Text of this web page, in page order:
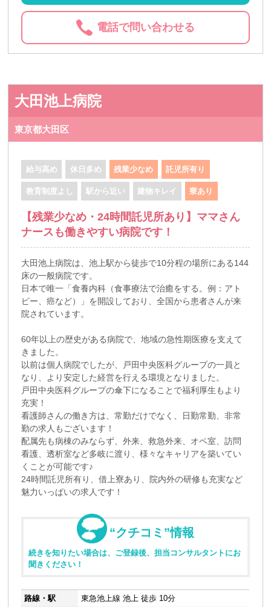
電話で問い合わせる
大田池上病院
東京都大田区
給与高め 休日多め 残業少なめ 託児所有り
教育制度よし 駅から近い 建物キレイ 寮あり
【残業少なめ・24時間託児所あり】ママさん
ナースも働きやすい病院です！
大田池上病院は、池上駅から徒歩で10分程の場所にある144
床の一般病院です。
日本で唯一「食養内科（食事療法で治癒をする。例：アト
ピー、癌など）」を開設しており、全国から患者さんが来
院されています。
60年以上の歴史がある病院で、地域の急性期医療を支えて
きました。
以前は個人病院でしたが、戸田中央医科グループの一員と
なり、より安定した経営を行える環境となりました。
戸田中央医科グループの傘下になることで福利厚生もより
充実！
看護師さんの働き方は、常勤だけでなく、日勤常勤、非常
勤の求人もございます！
配属先も病棟のみならず、外来、救急外来、オペ室、訪問
看護、透析室など多岐に渡り、様々なキャリアを築いてい
くことが可能です♪
24時間託児所有り、借上寮あり、院内外の研修も充実など
魅力いっぱいの求人です！
“クチコミ”情報
続きを知りたい場合は、ご登録後、担当コンサルタントにお
聞きください！
路線・駅
東急池上線 池上 徒歩 10分